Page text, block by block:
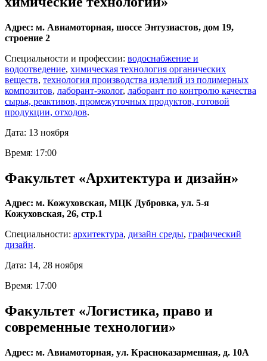
Адрес: м. Авиамоторная, шоссе Энтузиастов, дом 19,
строение 2
Специальности и профессии: водоснабжение и
водоотведение, химическая технология органических
веществ, технология производства изделий из полимерных
композитов, лаборант-эколог, лаборант по контролю качества
сырья, реактивов, промежуточных продуктов, готовой
продукции, отходов.
Дата: 13 ноября
Время: 17:00
Факультет «Архитектура и дизайн»
Адрес: м. Кожуховская, МЦК Дубровка, ул. 5-я
Кожуховская, 26, стр.1
Специальности: архитектура, дизайн среды, графический
дизайн.
Дата: 14, 28 ноября
Время: 17:00
Факультет «Логистика, право и
современные технологии»
Адрес: м. Авиамоторная, ул. Красноказарменная, д. 10А